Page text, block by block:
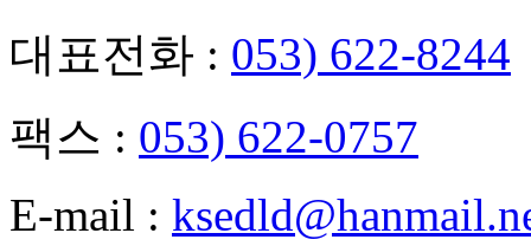
대표전화 : 053) 622-8244
팩스 : 053) 622-0757
E-mail :